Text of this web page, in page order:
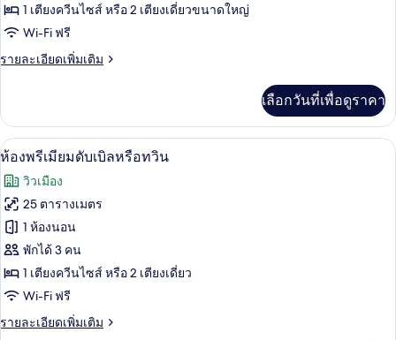
ดี
ลัก
ซ์
หรือ
ทวิน
1 เตียงควีนไซส์ หรือ 2 เตียงเดี่ยวขนาดใหญ่
Wi-Fi ฟรี
รายละเอียดเพิ่มเติม
ราย
เกี่ยว
กับ
ห้อง
ลัก
ซ์
ดับเบิล
หรือ
ทวิ
น
เลือกวันที่เพื่อดูราคา
เปิด
ภาพถ่าย
ทั้งหมด
ของ
ห้อง
พรีเมียม
ดับเบิล
หรือ
เครื่องนอนป้องกันสารก่อภูมิแพ้, มินิบา
6
ห้องพรีเมียมดับเบิลหรือทวิน
วิวเมือง
25 ตารางเมตร
1 ห้องนอน
พักได้ 3 คน
1 เตียงควีนไซส์ หรือ 2 เตียงเดี่ยว
Wi-Fi ฟรี
รายละเอียดเพิ่มเติม
ราย